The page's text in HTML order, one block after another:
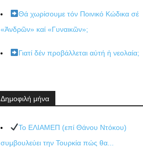
Θά χωρίσουμε τόν Ποινικό Κώδικα σέ
«Ἀνδρῶν» καί «Γυναικῶν»;
Γιατί δέν προβάλλεται αὐτή ἡ νεολαία;
Δημοφιλή μήνα
Το ΕΛΙΑΜΕΠ (επί Θάνου Ντόκου)
συμβουλεύει την Τουρκία πώς θα...